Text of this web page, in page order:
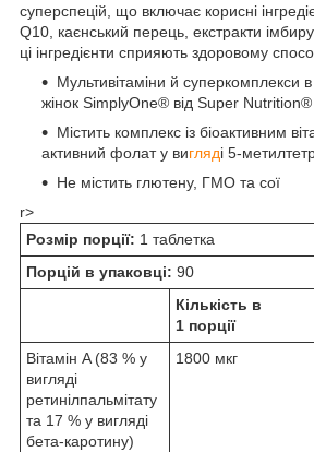
суперспецій, що включає корисні
Q10, каєнський перець, екстракти
ці інгредієнти сприяють здоровому
Мультивітаміни й суперкомплекси
жінок SimplyOne® від Super Nutrition®
Містить комплекс із біоактивним
активний фолат у вигляді 5-
Не містить глютену, ГМО та сої
r>
Розмір порції: 1 таблетка
Порцій в упаковці: 90
Кількість в
1 порції
Вітамін A (83 % у
вигляді
ретинілпальмітату
та 17 % у вигляді
бета-каротину)
1800 мкг